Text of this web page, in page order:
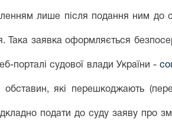
лише після подання ним до
Така заявка оформляється
порталі судової влади України -
обставин, які перешкоджають
подати до суду заяву про